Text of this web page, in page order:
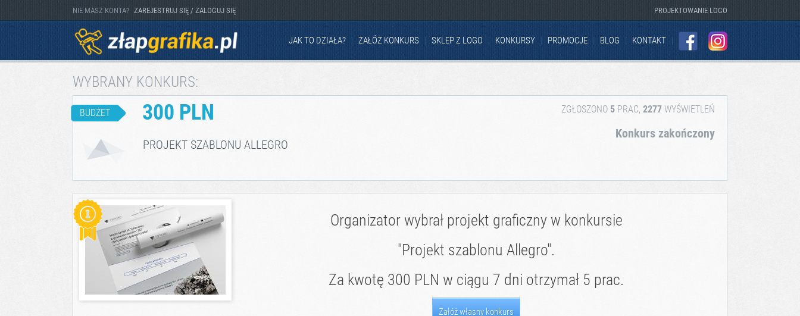
PROJEKTOWANIE LOGO
NIE MASZ KONTA? ZAREJESTRUJ SIĘ / ZALOGUJ SIĘ
JAK TO DZIAŁA? ZAŁÓŻ KONKURS SKLEP Z LOGO KONKURSY PROMOCJE BLOG
KONTAKT
INSTAGRAM
WYBRANY KONKURS:
BUDŻET 300 PLN ZGŁOSZONO 5 PRAC, 2277 WYŚWIETLEŃ
PROJEKT SZABLONU ALLEGRO
Konkurs zakończony
Organizator wybrał projekt graficzny w konkursie
"Projekt szablonu Allegro".
Za kwotę 300 PLN w ciągu 7 dni otrzymał 5 prac.
Załóż własny konkurs